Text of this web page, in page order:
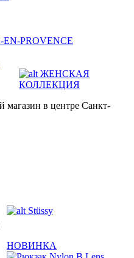
EN-PROVENCE
ЖЕНСКАЯ
КОЛЛЕКЦИЯ
в центре Санкт-
Stüssy
НОВИНКА